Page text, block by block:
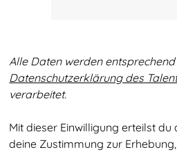
Alle Daten werden
Datenschutzerklärung des
verarbeitet.
Mit dieser Einwilligung erteilst du
deine Zustimmung zur